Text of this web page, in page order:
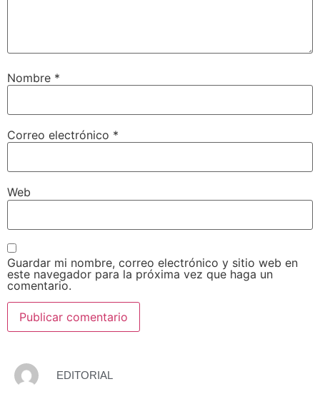
Nombre *
Correo electrónico *
Web
Guardar mi nombre, correo electrónico y sitio web en
este navegador para la próxima vez que haga un
comentario.
EDITORIAL